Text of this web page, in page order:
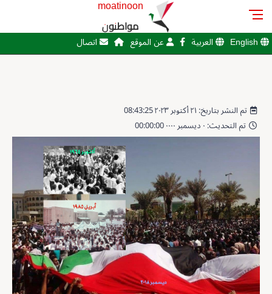
moatinoon
مواطنون
English العربية عن الموقع اتصال
تم النشر بتاريخ: ٢١ أكتوبر ٢٠٢٣ 08:43:25
تم التحديث: ٠ ديسمبر ٠٠٠٠ 00:00:00